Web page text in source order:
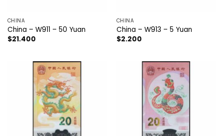
CHINA
China – W911 – 50 Yuan
$21.400
CHINA
China – W913 – 5 Yuan
$2.200